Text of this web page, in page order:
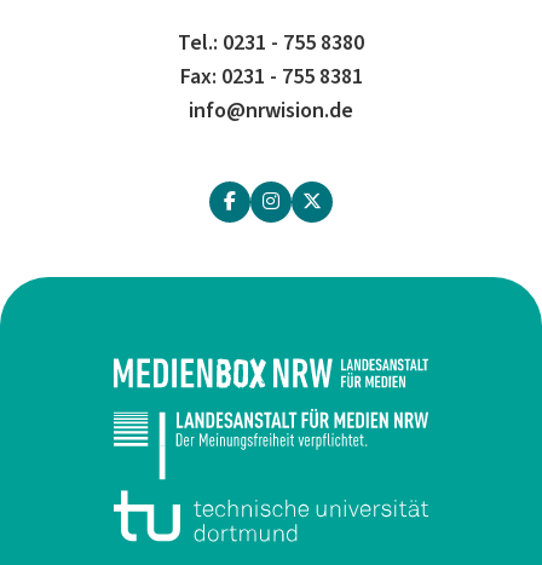
Tel.: 0231 - 755 8380
Fax: 0231 - 755 8381
info@nrwision.de